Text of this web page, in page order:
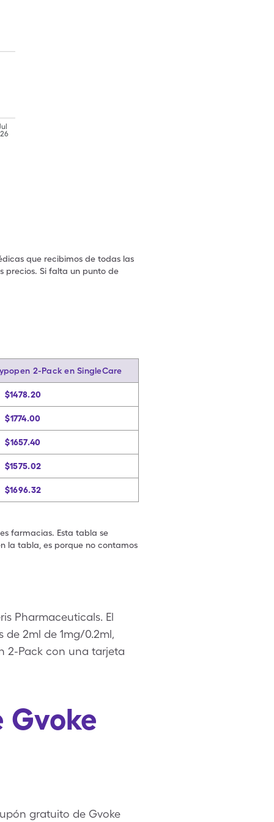
que recibimos de todas las
precios. Si falta un punto de
2-Pack en SingleCare
$1478.20
$1774.00
$1657.40
$1575.02
$1696.32
farmacias. Esta tabla se
la tabla, es porque no contamos
Pharmaceuticals. El
de 2ml de 1mg/0.2ml,
2-Pack con una tarjeta
Gvoke
gratuito de Gvoke